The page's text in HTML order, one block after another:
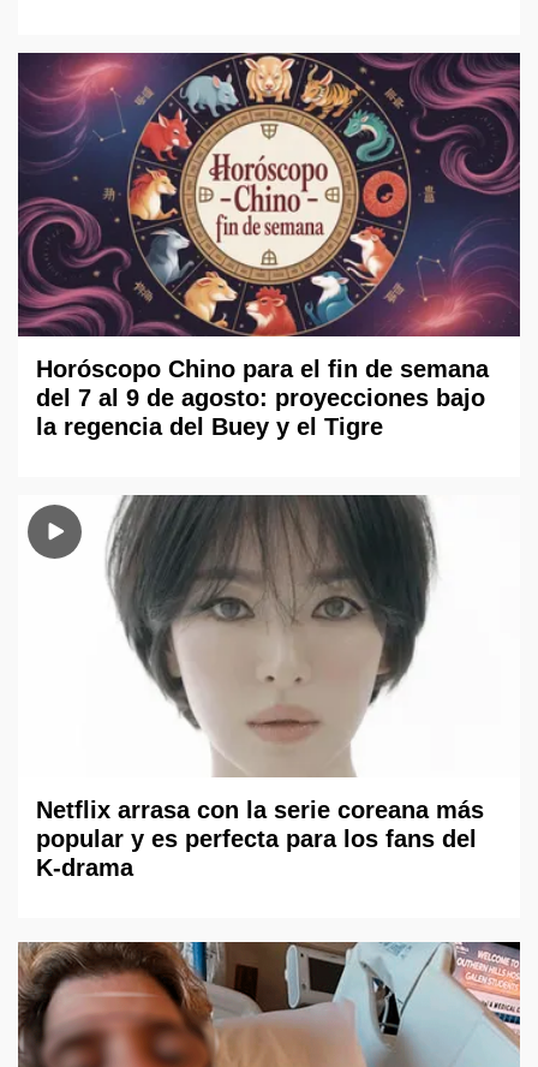
Horóscopo Chino para el fin de semana
del 7 al 9 de agosto: proyecciones bajo
la regencia del Buey y el Tigre
Netflix arrasa con la serie coreana más
popular y es perfecta para los fans del
K-drama